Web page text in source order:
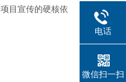
目宣传的硬核依
电话
微信扫一扫